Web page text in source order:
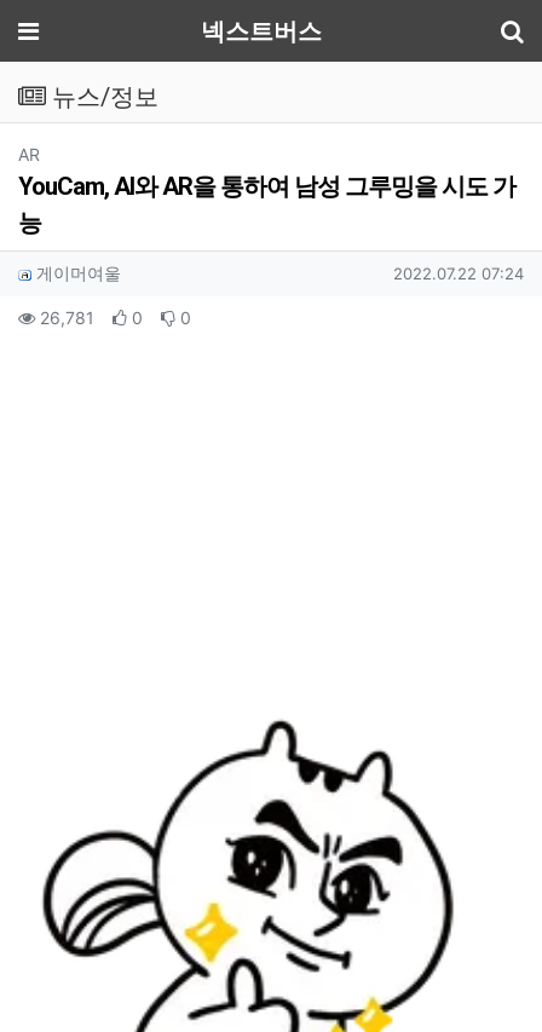
메뉴 넥스트버스
뉴스/정보
AR
YouCam, AI와 AR을 통하여 남성 그루밍을 시도 가
능
작성자 정보
게이머여울 작성일
2022.07.22 07:24
컨텐츠 정보
26,781 조회 0 추천 0